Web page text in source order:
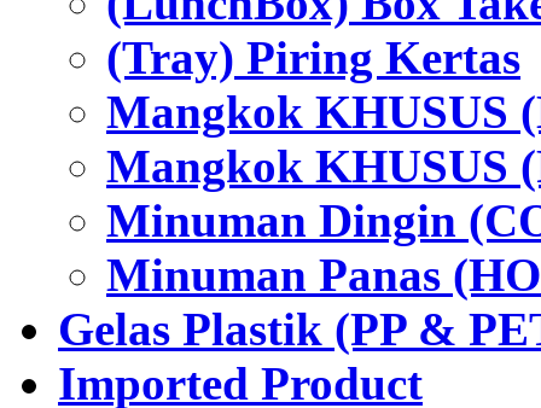
(Tray) Piring Kertas
Mangkok KHUSUS
Mangkok KHUSUS
Minuman Dingin
Minuman Panas
Gelas Plastik (PP &
Imported Product